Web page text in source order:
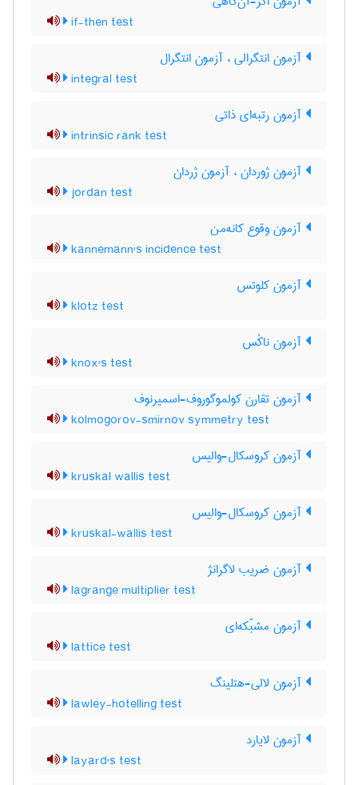
if-then test
آزمون انتگرالی ، آزمون انتگرال
integral test
آزمون رتبه‌ای ذاتی
intrinsic rank test
آزمون ژوردان ، آزمون ژردان
jordan test
آزمون وقوع کانه‌من
kannemann's incidence test
آزمون کلوتس
klotz test
آزمون ناکْس
knox's test
آزمون تقارن کولموگوروف-اسمیرنوف
kolmogorov-smirnov symmetry test
آزمون کروسکال-والیس
kruskal wallis test
آزمون کروسکال-والیس
kruskal-wallis test
آزمون ضریب لاگرانژ
lagrange multiplier test
آزمون مشبّکه‌ای
lattice test
آزمون لالی-هتلینگ
lawley-hotelling test
آزمون لایارد
layard's test